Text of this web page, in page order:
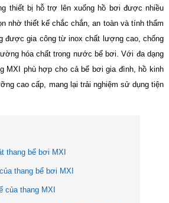
thiết bị hỗ trợ lên xuống hồ bơi được nhiều
nhờ thiết kế chắc chắn, an toàn và tính thẩm
được gia công từ inox chất lượng cao, chống
hóa chất trong nước bể bơi. Với đa dạng
MXI phù hợp cho cả bể bơi gia đình, hồ kinh
cao cấp, mang lại trải nghiệm sử dụng tiện
thang bể bơi MXI
thang bể bơi MXI
của thang MXI